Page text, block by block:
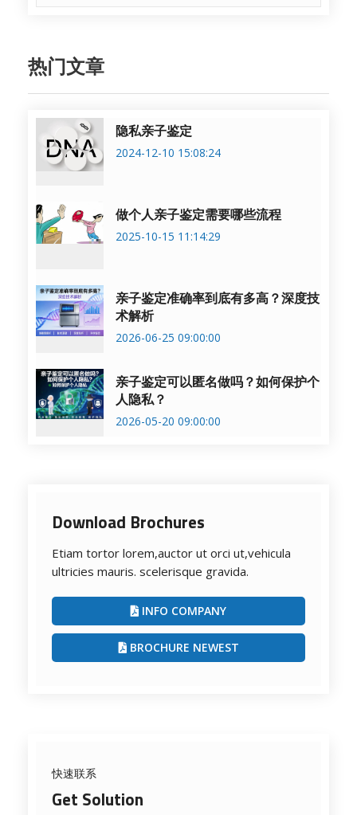
热门文章
隐私亲子鉴定
2024-12-10 15:08:24
做个人亲子鉴定需要哪些流程
2025-10-15 11:14:29
亲子鉴定准确率到底有多高？深度技
术解析
2026-06-25 09:00:00
亲子鉴定可以匿名做吗？如何保护个
人隐私？
2026-05-20 09:00:00
Download Brochures
Etiam tortor lorem,auctor ut orci ut,vehicula
ultricies mauris. scelerisque gravida.
INFO COMPANY
BROCHURE NEWEST
快速联系
Get Solution